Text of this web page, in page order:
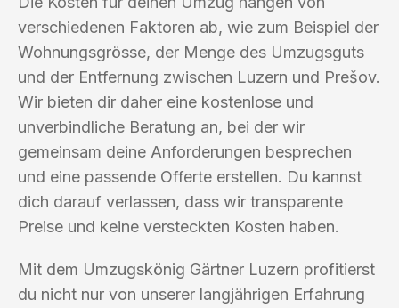
verschiedenen Faktoren ab, wie zum Beispiel der
Wohnungsgrösse, der Menge des Umzugsguts
und der Entfernung zwischen Luzern und Prešov.
Wir bieten dir daher eine kostenlose und
unverbindliche Beratung an, bei der wir
gemeinsam deine Anforderungen besprechen
und eine passende Offerte erstellen. Du kannst
dich darauf verlassen, dass wir transparente
Preise und keine versteckten Kosten haben.
Mit dem Umzugskönig Gärtner Luzern profitierst
du nicht nur von unserer langjährigen Erfahrung